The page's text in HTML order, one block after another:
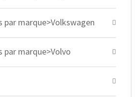
par marque>Volkswagen
par marque>Volvo